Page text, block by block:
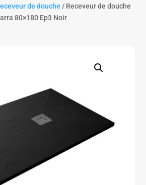
de douche / Receveur de douche
80×180 Ep3 Noir